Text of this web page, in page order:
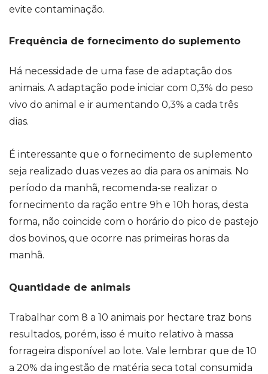
evite contaminação.
Frequência de fornecimento do suplemento
Há necessidade de uma fase de adaptação dos
animais. A adaptação pode iniciar com 0,3% do peso
vivo do animal e ir aumentando 0,3% a cada três
dias.
É interessante que o fornecimento de suplemento
seja realizado duas vezes ao dia para os animais. No
período da manhã, recomenda-se realizar o
fornecimento da ração entre 9h e 10h horas, desta
forma, não coincide com o horário do pico de pastejo
dos bovinos, que ocorre nas primeiras horas da
manhã.
Quantidade de animais
Trabalhar com 8 a 10 animais por hectare traz bons
resultados, porém, isso é muito relativo à massa
forrageira disponível ao lote. Vale lembrar que de 10
a 20% da ingestão de matéria seca total consumida